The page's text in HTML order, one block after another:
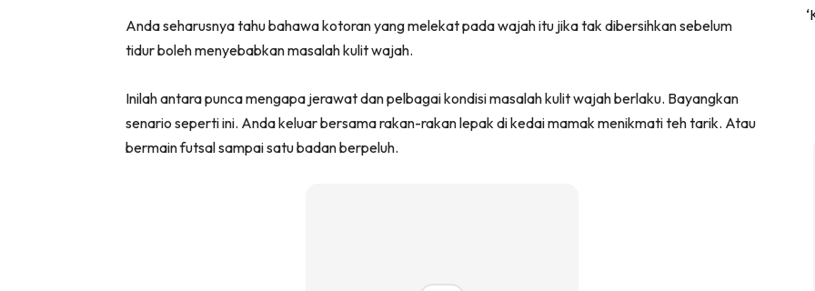
Anda seharusnya tahu bahawa kotoran yang melekat pada wajah itu jika tak dibersihkan sebelum
tidur boleh menyebabkan masalah kulit wajah.
Inilah antara punca mengapa jerawat dan pelbagai kondisi masalah kulit wajah berlaku. Bayangkan
senario seperti ini. Anda keluar bersama rakan-rakan lepak di kedai mamak menikmati teh tarik. Atau
bermain futsal sampai satu badan berpeluh.